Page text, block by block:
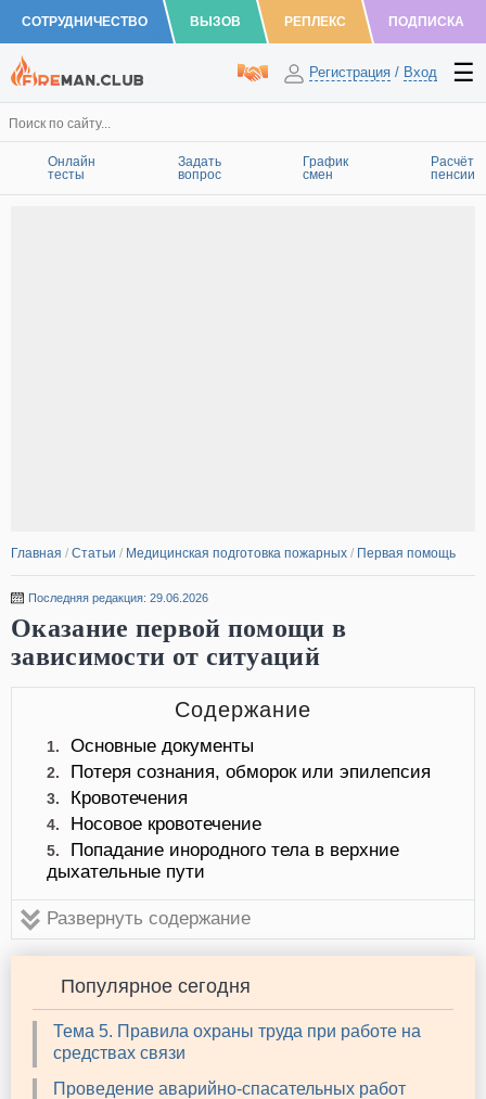
СОТРУДНИЧЕСТВО ВЫЗОВ РЕПЛЕКС ПОДПИСКА
Регистрация / Вход
Онлайн
тесты
Задать
вопрос
График
смен
Расчёт
пенсии
Главная / Статьи / Медицинская подготовка пожарных / Первая помощь
Последняя редакция: 29.06.2026
Оказание первой помощи в
зависимости от ситуаций
Содержание
1. Основные документы
2. Потеря сознания, обморок или эпилепсия
3. Кровотечения
4. Носовое кровотечение
5.
Попадание инородного тела в верхние
дыхательные пути
Развернуть содержание
Популярное сегодня
Тема 5. Правила охраны труда при работе на
средствах связи
Проведение аварийно-спасательных работ